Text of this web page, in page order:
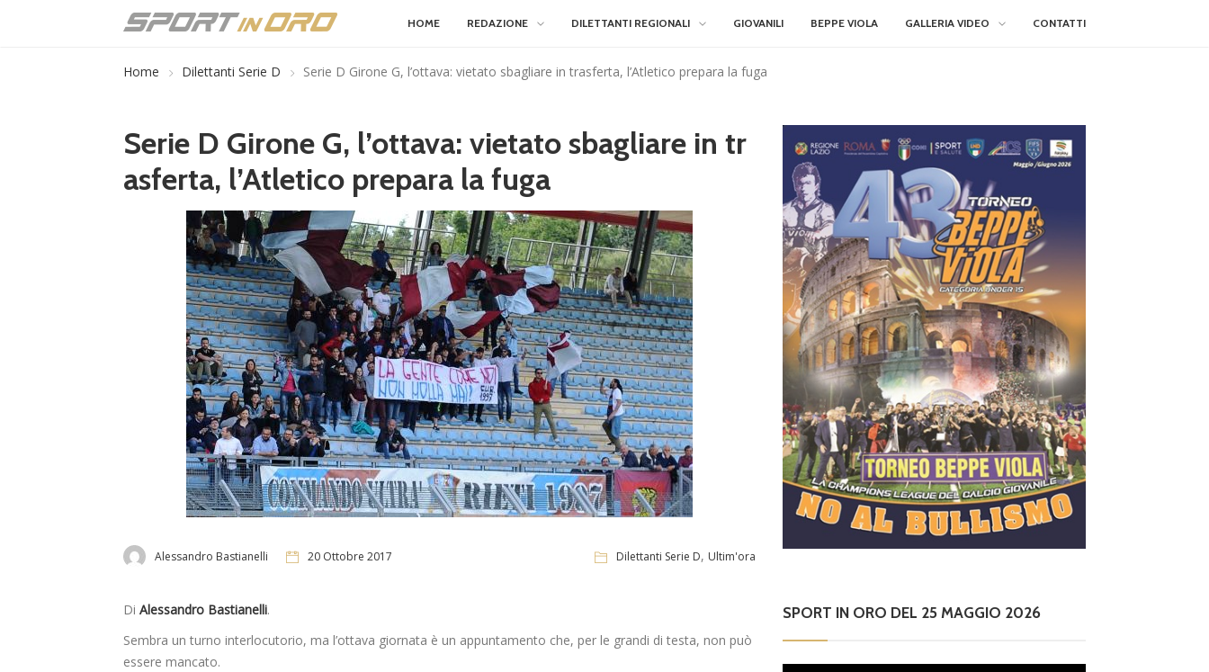
HOME REDAZIONE DILETTANTI REGIONALI GIOVANILI BEPPE VIOLA GALLERIA VIDEO CONTATTI
Home Dilettanti Serie D Serie D Girone G, l’ottava: vietato sbagliare in trasferta, l’Atletico prepara la fuga
Serie D Girone G, l’ottava: vietato sbagliare in tr
asferta, l’Atletico prepara la fuga
Alessandro Bastianelli 20 Ottobre 2017 Dilettanti Serie D, Ultim'ora
Di Alessandro Bastianelli.
Sembra un turno interlocutorio, ma l’ottava giornata è un appuntamento che, per le grandi di testa, non può
essere mancato.
SPORT IN ORO DEL 25 MAGGIO 2026